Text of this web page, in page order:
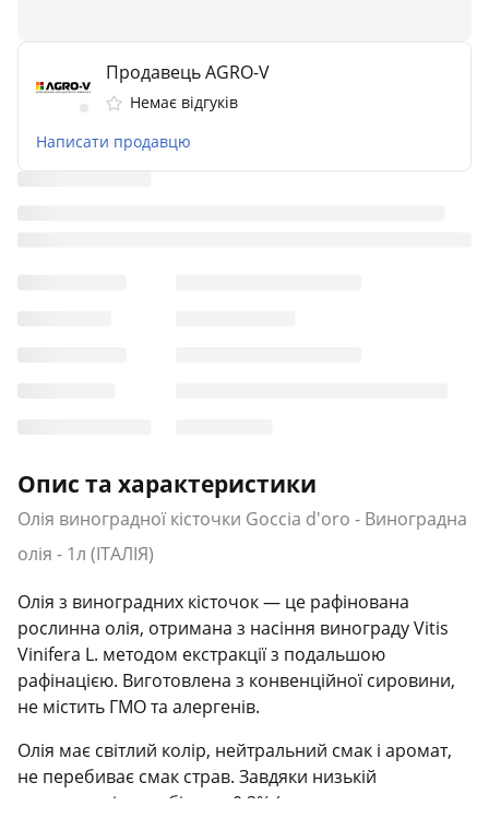
Продавець AGRO-V
Немає відгуків
Написати продавцю
Опис та характеристики
Олія виноградної кісточки Goccia d'oro - Виноградна
олія - 1л (ІТАЛІЯ)
Олія з виноградних кісточок — це рафінована
рослинна олія, отримана з насіння винограду Vitis
Vinifera L. методом екстракції з подальшою
рафінацією. Виготовлена з конвенційної сировини,
не містить ГМО та алергенів.
Олія має світлий колір, нейтральний смак і аромат,
не перебиває смак страв. Завдяки низькій
кислотності — не більше 0,3% (у перерахунку на